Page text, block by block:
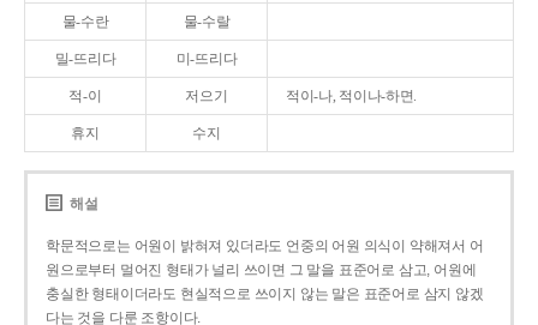
물-수란 물-수랄
밀-뜨리다 미-뜨리다
적-이 저으기 적이-나, 적이나-하면.
휴지 수지
해설
학문적으로는 어원이 밝혀져 있더라도 언중의 어원 의식이 약해져서 어
원으로부터 멀어진 형태가 널리 쓰이면 그 말을 표준어로 삼고, 어원에
충실한 형태이더라도 현실적으로 쓰이지 않는 말은 표준어로 삼지 않겠
다는 것을 다룬 조항이다.